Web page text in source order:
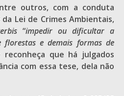
outros, com a conduta
Lei de Crimes Ambientais,
“impedir ou dificultar a
florestas e demais formas de
reconheça que há julgados
com essa tese, dela não